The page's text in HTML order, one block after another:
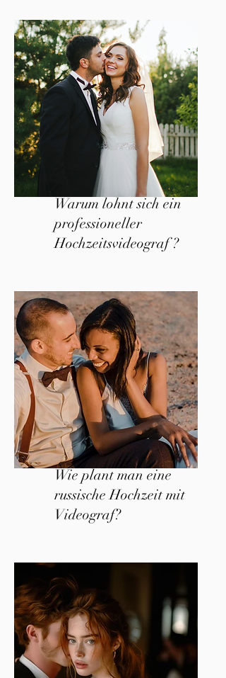
Warum lohnt sich ein
professioneller
Hochzeitsvideograf ?
Wie plant man eine
russische Hochzeit mit
Videograf?